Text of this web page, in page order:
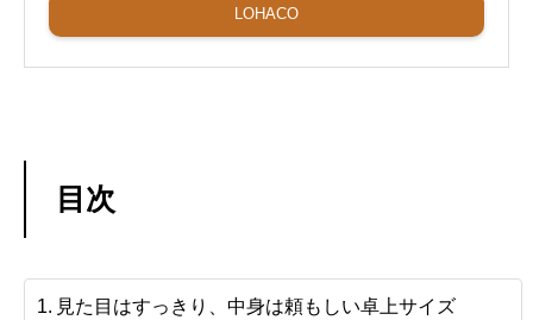
LOHACO
目次
見た目はすっきり、中身は頼もしい卓上サイズ